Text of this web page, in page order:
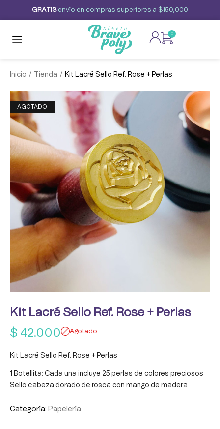
GRAT S envío en compras superiores a $150,000
0
Inicio / Tienda / Kit Lacré Sello Ref. Rose + Perlas
AGOTADO
Kit Lacré Sello Ref. Rose + Perlas
$ 42.000 Agotado
Kit Lacré Sello Ref. Rose + Perlas
1 Botellita: Cada una incluye 25 perlas de colores preciosos
Sello cabeza dorado de rosca con mango de madera
Categoría: Papelería